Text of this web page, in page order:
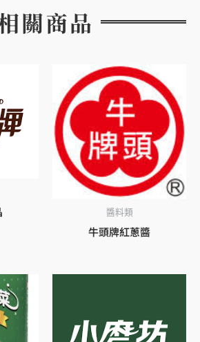
關商品
醬料類
牛頭牌紅蔥醬